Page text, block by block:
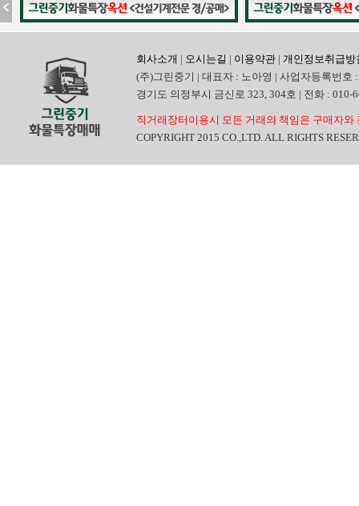
회사소개 | 오시는길 | 이용약관 | 개인정보취급방
(주)그린중기 | 대표자 : 노아영 | 사업자등록번호
경기도 의정부시 금신로 323, 304호 | 전화 :
직거래장터이용시 모든 거래의 책임은 구매자
COPYRIGHT 2015 CO.,LTD. ALL RIGHTS